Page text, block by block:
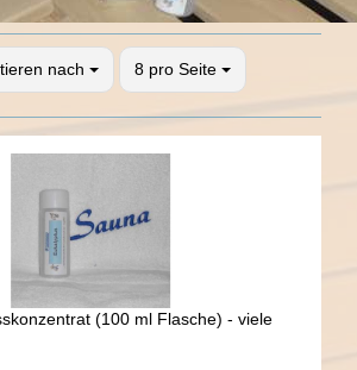
nach 8 pro Seite
(100 ml Flasche) - viele